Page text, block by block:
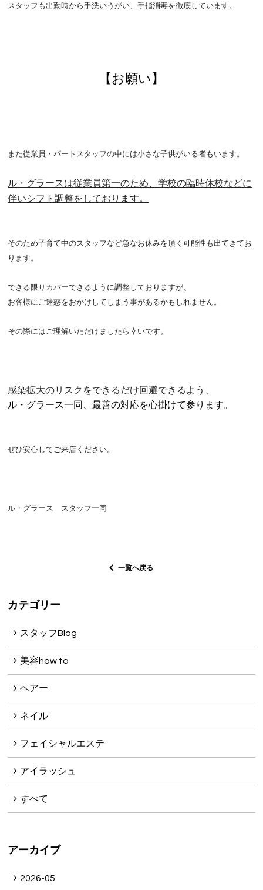
スタッフも出勤時から手洗いうがい、手指消毒を徹底しています。
【お願い】
また従業員・パートスタッフの中には小さな子供がいる者もいます。
ル・グラースは従業員第一のため、学校の臨時休校などに
伴いシフト調整をしております。
そのため子育て中のスタッフなど急なお休みを頂く可能性も出てきてお
ります。
できる限りカバーできるように調整しておりますが、
お客様にご迷惑をおかけしてしまう事があるかもしれません。
その際には ご理解いただけましたら幸いです。
感染拡大のリスクをできるだけ回避できるよう、
ル・グラース一同、最善の対応を心掛けて参ります。
ぜひ安心してご来店ください。
ル・グラース スタッフ一同
一覧へ戻る
カテゴリー
スタッフBlog
美容how to
ヘアー
ネイル
フェイシャルエステ
アイラッシュ
すべて
アーカイブ
2026-05